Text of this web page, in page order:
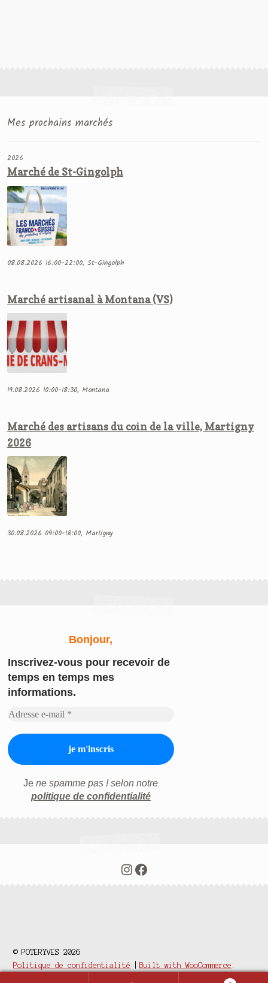
Mes prochains marchés
2026
Marché de St-Gingolph
08.08.2026 16:00-22:00, St-Gingolph
Marché artisanal à Montana (VS)
19.08.2026 10:00-18:30, Montana
Marché des artisans du coin de la ville, Martigny
2026
30.08.2026 09:00-18:00, Martigny
Bonjour,
Inscrivez-vous pour recevoir de
temps en temps mes
informations.
Je ne spamme pas ! selon notre
politique de confidentialité
Instagram
Facebook
© POTERYVES 2026
Politique de confidentialité
Built with WooCommerce